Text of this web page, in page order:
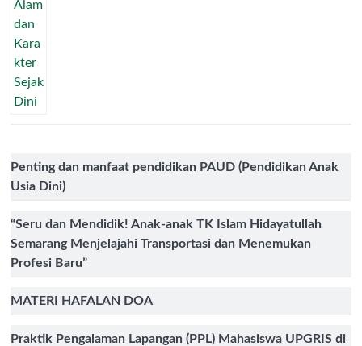
Penting dan manfaat pendidikan PAUD (Pendidikan Anak
Usia Dini)
“Seru dan Mendidik! Anak-anak TK Islam Hidayatullah
Semarang Menjelajahi Transportasi dan Menemukan
Profesi Baru”
MATERI HAFALAN DOA
Praktik Pengalaman Lapangan (PPL) Mahasiswa UPGRIS di